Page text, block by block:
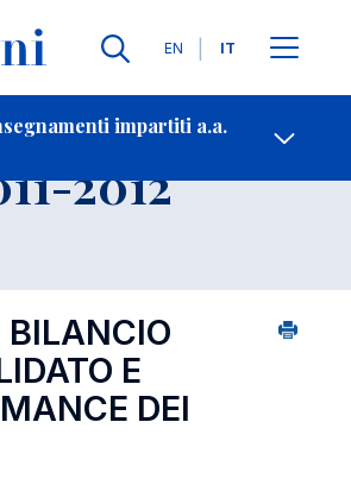
Lingue
EN IT
impartiti a.a.
2012
E
DEI